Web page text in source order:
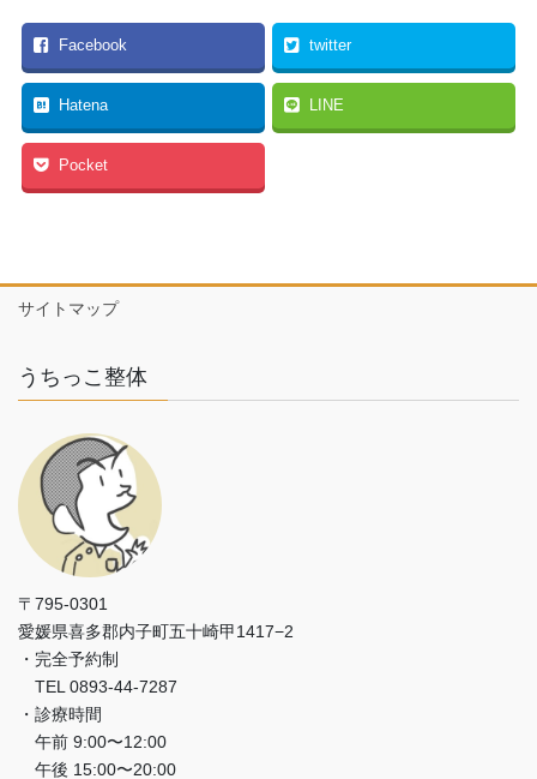
Facebook twitter
Hatena LINE
Pocket
サイトマップ
うちっこ整体
〒795-0301
愛媛県喜多郡内子町五十崎甲1417−2
・完全予約制
TEL 0893-44-7287
・診療時間
午前 9:00〜12:00
午後 15:00〜20:00